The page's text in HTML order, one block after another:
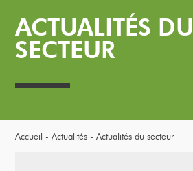
ACTUALITÉS DU
SECTEUR
Accueil Actualités Actualités du secteur